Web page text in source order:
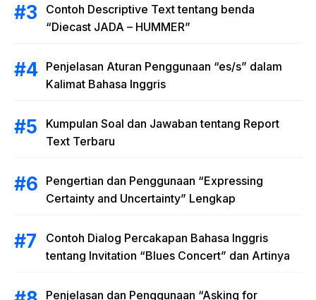
Contoh Descriptive Text tentang benda
“Diecast JADA – HUMMER”
Penjelasan Aturan Penggunaan “es/s” dalam
Kalimat Bahasa Inggris
Kumpulan Soal dan Jawaban tentang Report
Text Terbaru
Pengertian dan Penggunaan “Expressing
Certainty and Uncertainty” Lengkap
Contoh Dialog Percakapan Bahasa Inggris
tentang Invitation “Blues Concert” dan Artinya
Penjelasan dan Penggunaan “Asking for